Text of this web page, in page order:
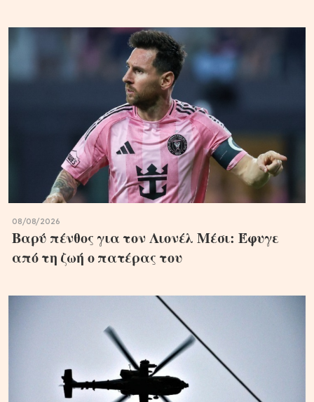
08/08/2026
Βαρύ πένθος για τον Λιονέλ Μέσι: Έφυγε
από τη ζωή ο πατέρας του